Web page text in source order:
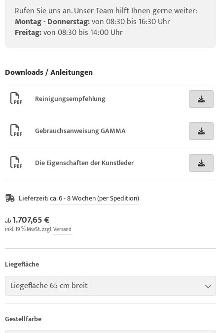
Rufen Sie uns an. Unser Team hilft Ihnen gerne weiter:
Montag - Donnerstag:von 08:30 bis 16:30 Uhr
Freitag:von 08:30 bis 14:00 Uhr
Downloads / Anleitungen
Reinigungsempfehlung
Gebrauchsanweisung GAMMA
Die Eigenschaften der Kunstleder
Lieferzeit:ca. 6 - 8 Wochen (per Spedition)
ab 1.707,65 €
inkl. 19 % MwSt. zzgl.Versand
Liegefläche
Liegefläche 65 cm breit
Gestellfarbe